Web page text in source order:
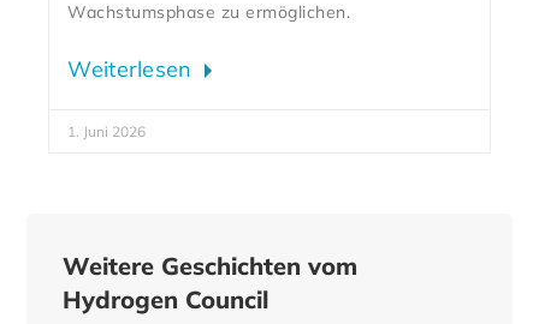
Wachstumsphase zu ermöglichen.
Weiterlesen
1. Juni 2026
Weitere Geschichten vom
Hydrogen Council